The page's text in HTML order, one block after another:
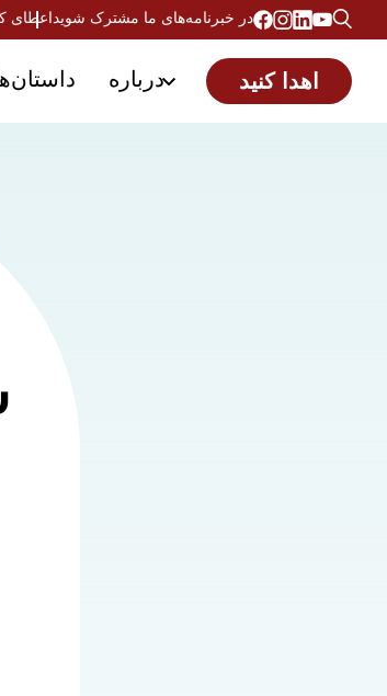
اعطایدر خبرنامه‌های ما مشترک شوید
درباره اهدا کنید